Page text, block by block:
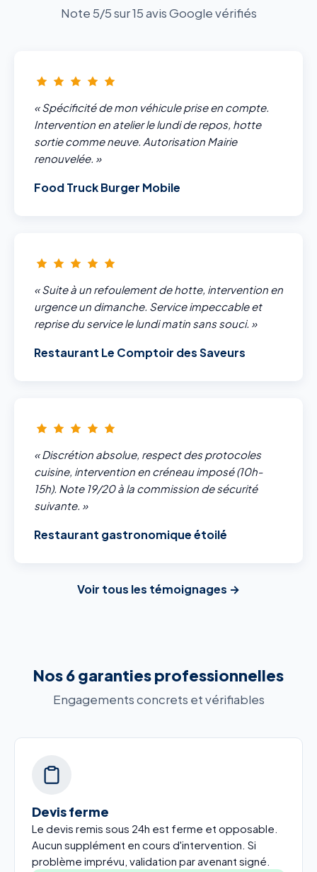
Note 5/5 sur 15 avis Google vérifiés
« Spécificité de mon véhicule prise en compte.
Intervention en atelier le lundi de repos, hotte
sortie comme neuve. Autorisation Mairie
renouvelée. »
Food Truck Burger Mobile
« Suite à un refoulement de hotte, intervention en
urgence un dimanche. Service impeccable et
reprise du service le lundi matin sans souci. »
Restaurant Le Comptoir des Saveurs
« Discrétion absolue, respect des protocoles
cuisine, intervention en créneau imposé (10h-
15h). Note 19/20 à la commission de sécurité
suivante. »
Restaurant gastronomique étoilé
Voir tous les témoignages →
Nos 6 garanties professionnelles
Engagements concrets et vérifiables
Devis ferme
Le devis remis sous 24h est ferme et opposable.
Aucun supplément en cours d'intervention. Si
problème imprévu, validation par avenant signé.